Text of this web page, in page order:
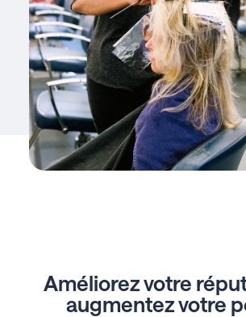
Améliorez votre
augmentez votre